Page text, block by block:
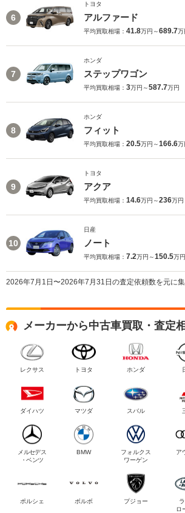
6
トヨタ
アルファード
平均買取相場： 41.8万円～689.7万
7
ホンダ
ステップワゴン
平均買取相場： 3万円～587.7万円
8
ホンダ
フィット
平均買取相場： 20.5万円～166.6万
9
トヨタ
アクア
平均買取相場： 14.6万円～236万円
10
日産
ノート
平均買取相場： 7.2万円～150.5万円
2026年7月1日〜2026年7月31日の査定依頼数を元に集
メーカーから中古車買取・査定
レクサス トヨタ ホンダ
ダイハツ マツダ スバル
メルセデス
・ベンツ
BMW
フォルクス
ワーゲン
ア
ポルシェ ボルボ プジョー
ロ